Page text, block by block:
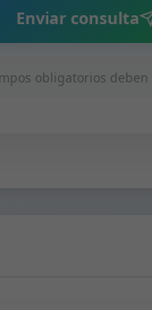
Enviar consulta
obligatorios